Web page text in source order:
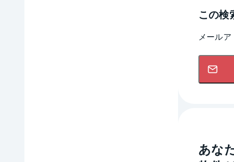
この検
メール
あな